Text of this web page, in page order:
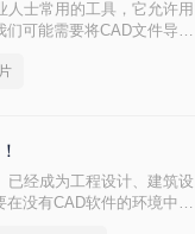
士常用的工具，它允许用
可能需要将CAD文件导出
已经成为工程设计、建筑设
没有CAD软件的环境中展